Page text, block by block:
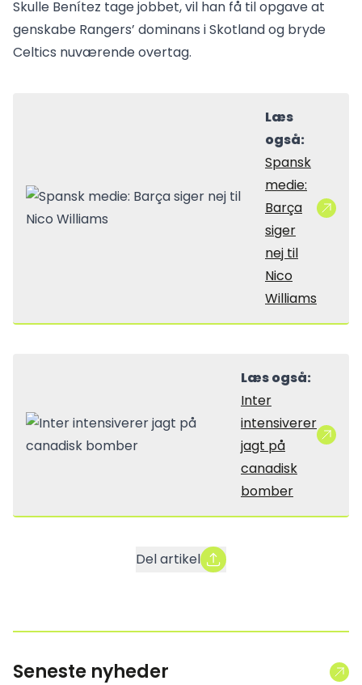
Skulle Benítez tage jobbet, vil han få til opgave at
genskabe Rangers’ dominans i Skotland og bryde
Celtics nuværende overtag.
Læs
også:
Spansk
medie:
Barça
siger
nej til
Nico
Williams
Læs også:
Inter
intensiverer
jagt på
canadisk
bomber
Del artikel
Seneste nyheder